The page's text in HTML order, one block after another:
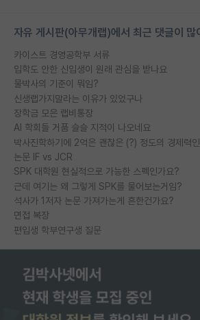
자유 게시판(아무개랩)에서 최근 댓글이 많
카이스트 경영공학부 서류
입학도 안한 신입생이 원래 관심을 받나요
물박사의 기준이 뭐임?
신생랩가지말라는 이유가 있었구나
장학금 모은 랩비통장
AI 학회들 거품 슬슬 지적이 나오네요
논문 IF vs JCR
SPK 대학원 현실적으로 가능한 스펙인가요?
근데 여기는 왜 그렇게 SPK를 물어보는거임?
석사가 1저자 논문 가져가는게 흔한건가요?
면접 복장
편입생 학부연구생 질문